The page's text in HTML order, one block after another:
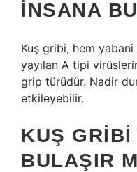
INSANA
Kuş gribi, hem
yayılan A tipi
grip türüdür. Nadir
etkileyebilir.
KUŞ GRIBI
BULAŞIR